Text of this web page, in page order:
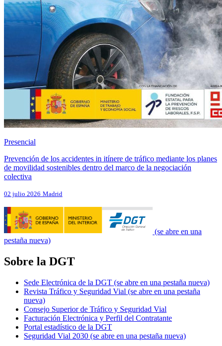
Presencial
Prevención de los accidentes in itínere de tráfico mediante los planes
de movilidad sostenibles dentro del marco de la negociación
colectiva
02 julio 2026 Madrid
(se abre en una
pestaña nueva)
Sobre la DGT
Sede Electrónica de la DGT (se abre en una pestaña nueva)
Revista Tráfico y Seguridad Vial (se abre en una pestaña
nueva)
Consejo Superior de Tráfico y Seguridad Vial
Facturación Electrónica y Perfil del Contratante
Portal estadístico de la DGT
Seguridad Vial 2030 (se abre en una pestaña nueva)